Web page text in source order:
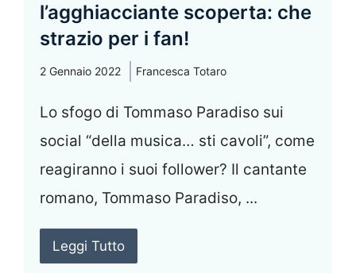
l’agghiacciante scoperta: che
strazio per i fan!
2 Gennaio 2022 Francesca Totaro
Lo sfogo di Tommaso Paradiso sui
social “della musica… sti cavoli”, come
reagiranno i suoi follower? Il cantante
romano, Tommaso Paradiso, ...
Leggi Tutto